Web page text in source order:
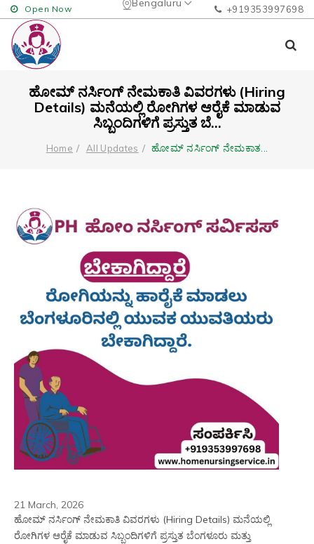
Bengaluru
Open Now +919353997698
ಹೋಮ್ ನರ್ಸಿಂಗ್ ನೇಮಕಾತಿ ವಿವರಗಳು (Hiring
Details) ಮನೆಯಲ್ಲಿ ರೋಗಿಗಳ ಆರೈಕೆ ಮಾಡುವ
ಸಿಬ್ಬಂದಿಗಳಿಗೆ ಪ್ರಸ್ತುತ ಬೆ...
Home All Updates ಹೋಮ್ ನರ್ಸಿಂಗ್ ನೇಮಕಾತ
21 March, 2026
ಹೋಮ್ ನರ್ಸಿಂಗ್ ನೇಮಕಾತಿ ವಿವರಗಳು (Hiring Details) ಮನೆಯಲ್ಲಿ
ರೋಗಿಗಳ ಆರೈಕೆ ಮಾಡುವ ಸಿಬ್ಬಂದಿಗಳಿಗೆ ಪ್ರಸ್ತುತ ಬೆಂಗಳೂರು ಮತ್ತು